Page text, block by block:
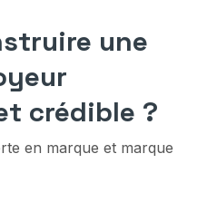
une
crédible ?
en marque et marque